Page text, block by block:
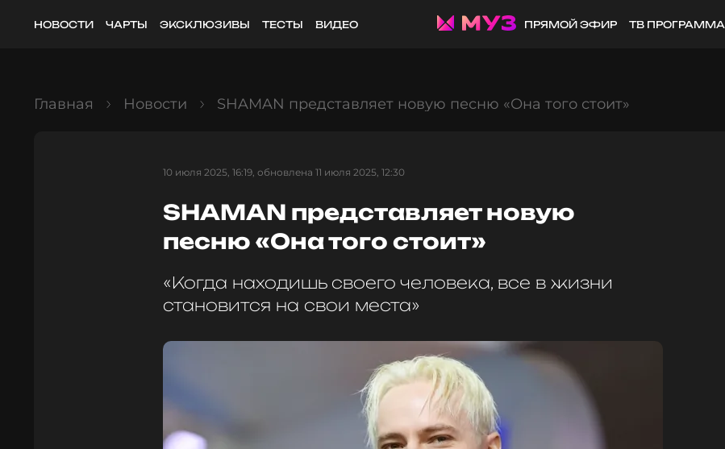
НОВОСТИ ЧАРТЫ ЭКСКЛЮЗИВЫ ТЕСТЫ ВИДЕО ПРЯМОЙ ЭФИР ТВ ПРОГРАММА
Главная Новости SHAMAN представляет новую песню «Она того стоит»
10 июля 2025, 16:19, обновлена 11 июля 2025, 12:30
SHAMAN представляет новую
песню «Она того стоит»
«Когда находишь своего человека, все в жизни
становится на свои места»